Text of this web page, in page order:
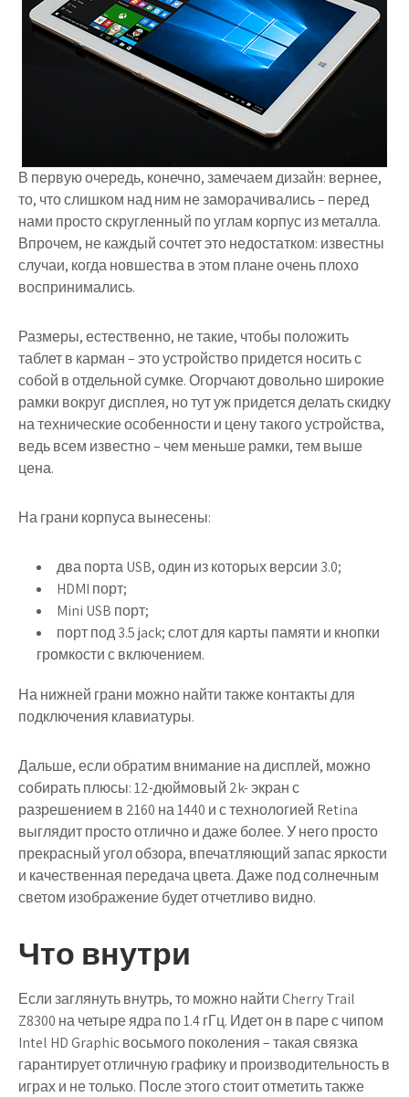
В первую очередь, конечно, замечаем дизайн: вернее,
то, что слишком над ним не заморачивались – перед
нами просто скругленный по углам корпус из металла.
Впрочем, не каждый сочтет это недостатком: известны
случаи, когда новшества в этом плане очень плохо
воспринимались.
Размеры, естественно, не такие, чтобы положить
таблет в карман – это устройство придется носить с
собой в отдельной сумке. Огорчают довольно широкие
рамки вокруг дисплея, но тут уж придется делать скидку
на технические особенности и цену такого устройства,
ведь всем известно – чем меньше рамки, тем выше
цена.
На грани корпуса вынесены:
два порта USB, один из которых версии 3.0;
HDMI порт;
Mini USB порт;
порт под 3.5 jack; слот для карты памяти и кнопки
громкости с включением.
На нижней грани можно найти также контакты для
подключения клавиатуры.
Дальше, если обратим внимание на дисплей, можно
собирать плюсы: 12-дюймовый 2k- экран с
разрешением в 2160 на 1440 и с технологией Retina
выглядит просто отлично и даже более. У него просто
прекрасный угол обзора, впечатляющий запас яркости
и качественная передача цвета. Даже под солнечным
светом изображение будет отчетливо видно.
Что внутри
Если заглянуть внутрь, то можно найти Cherry Trail
Z8300 на четыре ядра по 1.4 гГц. Идет он в паре с чипом
Intel HD Graphic восьмого поколения – такая связка
гарантирует отличную графику и производительность в
играх и не только. После этого стоит отметить также